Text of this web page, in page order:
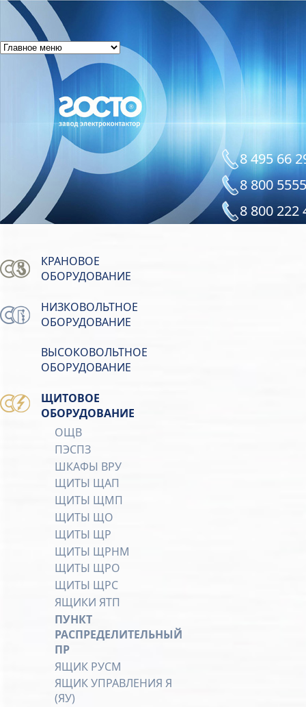
8 495 66
8 800
8 800 222
КРАНОВОЕ
ОБОРУДОВАНИЕ
НИЗКОВОЛЬТНОЕ
ОБОРУДОВАНИЕ
ВЫСОКОВОЛЬТНОЕ
ОБОРУДОВАНИЕ
ЩИТОВОЕ
ОБОРУДОВАНИЕ
ОЩВ
ПЭСПЗ
ШКАФЫ ВРУ
ЩИТЫ ЩАП
ЩИТЫ ЩМП
ЩИТЫ ЩО
ЩИТЫ ЩР
ЩИТЫ ЩРНМ
ЩИТЫ ЩРО
ЩИТЫ ЩРС
ЯЩИКИ ЯТП
ПУНКТ
РАСПРЕДЕЛИТЕЛЬНЫЙ
ПР
ЯЩИК РУСМ
ЯЩИК УПРАВЛЕНИЯ Я
(ЯУ)